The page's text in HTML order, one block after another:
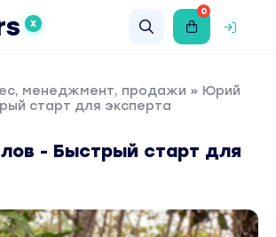
X
0
менеджмент, продажи » Юрий
старт для эксперта
- Быстрый старт для